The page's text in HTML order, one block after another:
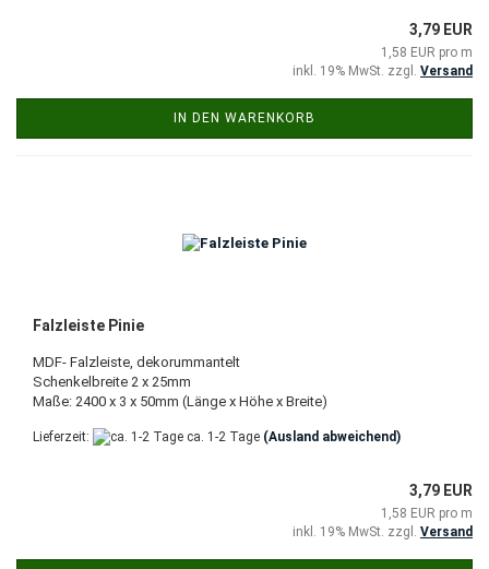
3,79 EUR
1,58 EUR pro m
inkl. 19% MwSt. zzgl. Versand
IN DEN WARENKORB
Falzleiste Pinie
MDF- Falzleiste, dekorummantelt
Schenkelbreite 2 x 25mm
Maße: 2400 x 3 x 50mm (Länge x Höhe x Breite)
Lieferzeit: ca. 1-2 Tage (Ausland abweichend)
3,79 EUR
1,58 EUR pro m
inkl. 19% MwSt. zzgl. Versand